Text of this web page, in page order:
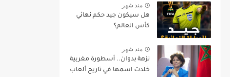
منذ شهر
هل سيكون جيد حكم نهائي
كأس العالم؟
منذ شهر
نزهة بدوان.. أسطورة مغربية
خلدت اسمها في تاريخ ألعاب